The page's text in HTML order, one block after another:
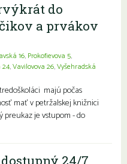
do
a prvákov
16, Prokofievova 5,
24,Vavilovova 26,Vyšehradská
majú počas
mať v petržalskej knižnici
preukaz je vstupom - do
24/7